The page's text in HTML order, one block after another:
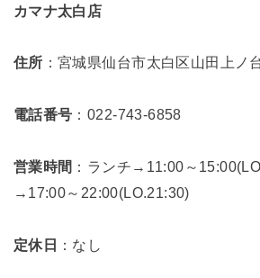
カマナ太白店
住所 ：宮城県仙台市太白区山田上ノ
電話番号 ：022‐743‐6858
営業時間 ：ランチ→11:00～
→17:00～22:00(LO.21:30)
定休日 ：なし